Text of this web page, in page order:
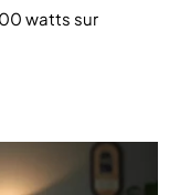
watts sur